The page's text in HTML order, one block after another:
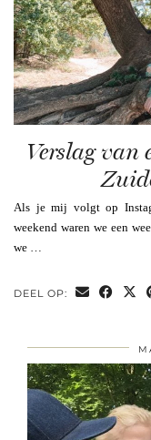
Verslag van
Als je mij volgt op
weekend waren we een
we …
DEEL OP: